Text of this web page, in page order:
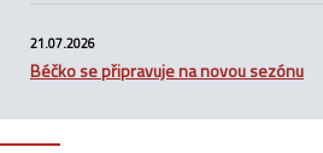
21.07.2026
Béčko se připravuje na novou sezónu